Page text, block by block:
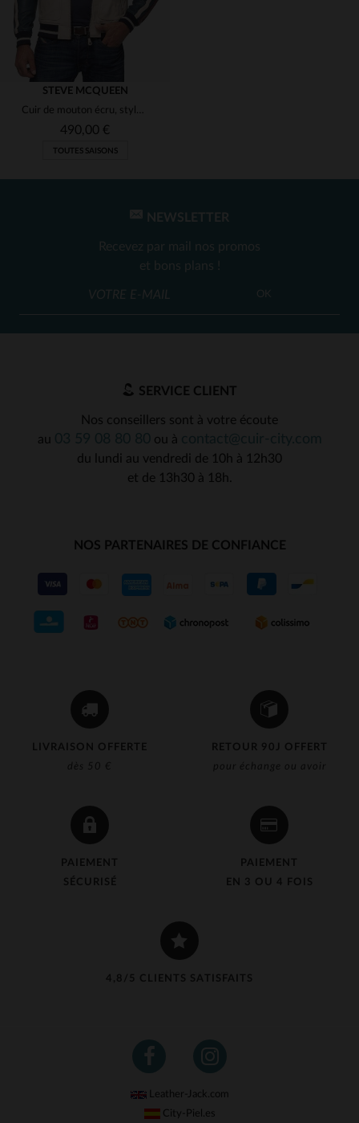
3XL
STEVE MCQUEEN
Cuir de mouton écru, style McQueen. Coupe regular et intemporelle.
490,00 €
TOUTES SAISONS
LIVRAISON OFFERTE
dès 50 €
RETOUR 90J OFFERT
pour échange ou avoir
PAIEMENT
SÉCURISÉ
PAIEMENT
EN 3 OU 4 FOIS
4,8/5 CLIENTS SATISFAITS
NEWSLETTER
Recevez par mail nos promos
et bons plans !
OK
SERVICE CLIENT
Nos conseillers sont à votre écoute
au
ou à
du lundi au vendredi de 10h à 12h30
et de 13h30 à 18h.
NOS PARTENAIRES DE CONFIANCE
Leather-Jack.com
City-Piel.es